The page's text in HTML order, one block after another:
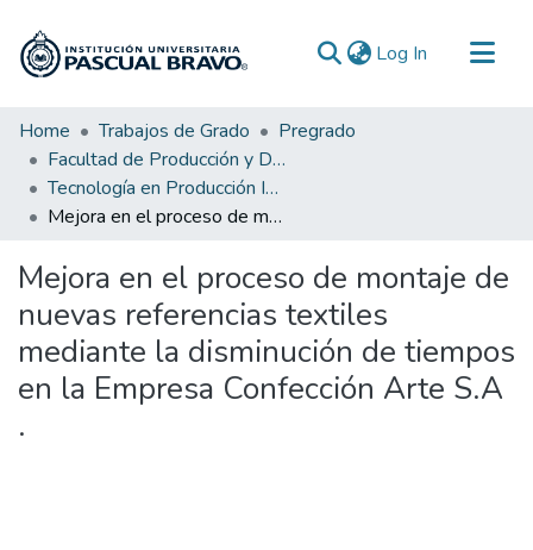
Log In (current)
Communities & Collections
All of DSpace
Statistics
Home Trabajos de Grado
Pregrado
Facultad de Producción y Diseño
Tecnología en Producción Industrial
Mejora en el proceso de montaje de nuevas referencias textiles mediante la disminución de tiempos en la Empresa Confección Arte S.A .
Mejora en el proceso de montaje de
nuevas referencias textiles
mediante la disminución de tiempos
en la Empresa Confección Arte S.A
.